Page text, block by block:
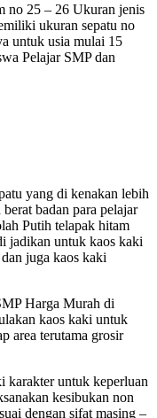
no 25 – 26 Ukuran jenis
ukuran sepatu no
untuk usia mulai 15
Pelajar SMP dan
yang di kenakan lebih
badan para pelajar
Putih telapak hitam
jadikan untuk kaos kaki
juga kaos kaki
Harga Murah di
kaos kaki untuk
area terutama grosir
karakter untuk keperluan
kesibukan non
dengan sifat masing –